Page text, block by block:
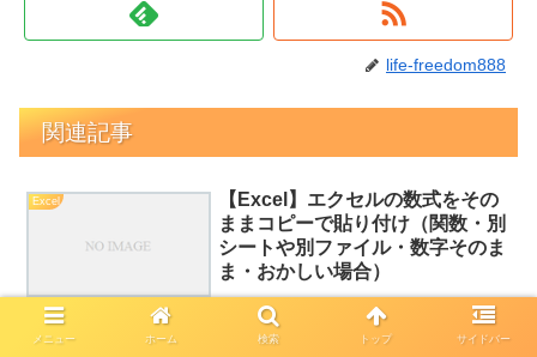
life-freedom888
関連記事
Excel
【Excel】エクセルの数式をその
ままコピーで貼り付け（関数・別
シートや別ファイル・数字そのま
ま・おかしい場合）
エクセルで数式をコピーしたとき、「コピーしたら参照先がずれてし
まった」「別のファイルに数式をそのままコピーしたい」「数字がそ
メニュー ホーム 検索 トップ サイドバー